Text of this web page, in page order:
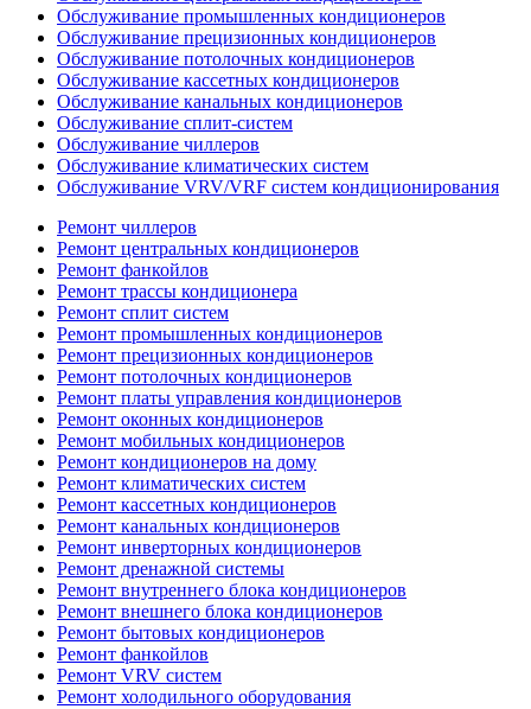
Обслуживание промышленных кондиционеров
Обслуживание прецизионных кондиционеров
Обслуживание потолочных кондиционеров
Обслуживание кассетных кондиционеров
Обслуживание канальных кондиционеров
Обслуживание сплит-систем
Обслуживание чиллеров
Обслуживание климатических систем
Обслуживание VRV/VRF систем кондиционирования
Ремонт чиллеров
Ремонт центральных кондиционеров
Ремонт фанкойлов
Ремонт трассы кондиционера
Ремонт сплит систем
Ремонт промышленных кондиционеров
Ремонт прецизионных кондиционеров
Ремонт потолочных кондиционеров
Ремонт платы управления кондиционеров
Ремонт оконных кондиционеров
Ремонт мобильных кондиционеров
Ремонт кондиционеров на дому
Ремонт климатических систем
Ремонт кассетных кондиционеров
Ремонт канальных кондиционеров
Ремонт инверторных кондиционеров
Ремонт дренажной системы
Ремонт внутреннего блока кондиционеров
Ремонт внешнего блока кондиционеров
Ремонт бытовых кондиционеров
Ремонт фанкойлов
Ремонт VRV систем
Ремонт холодильного оборудования